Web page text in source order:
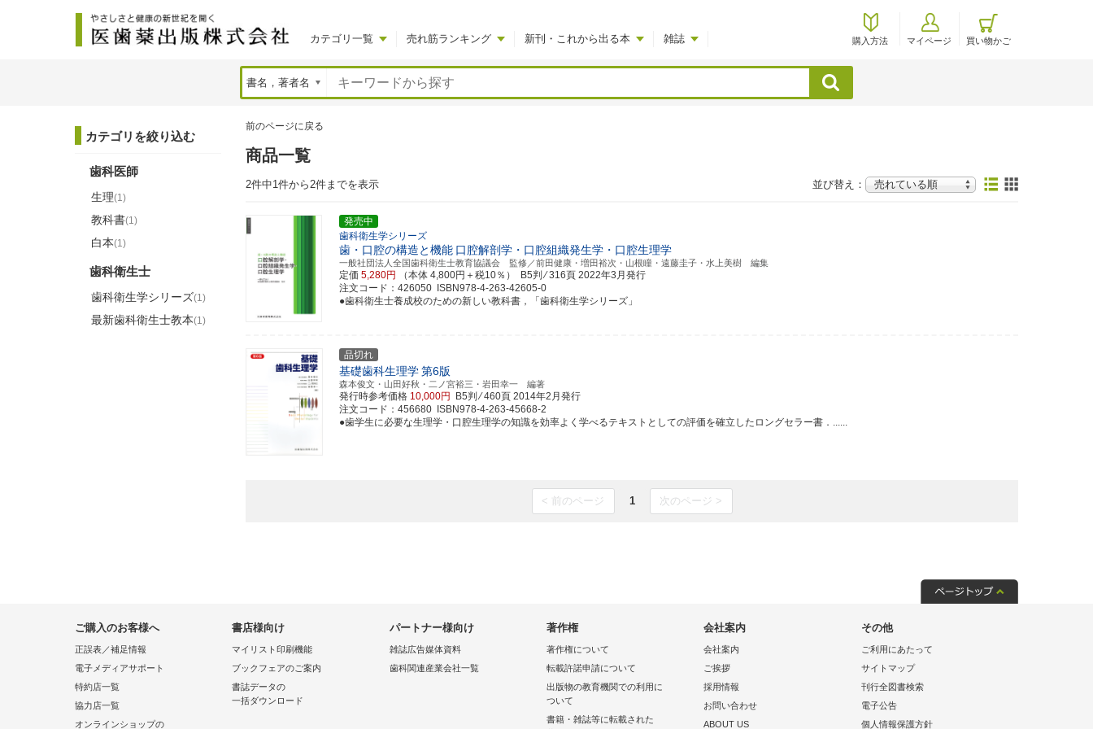
カテゴリ一覧 売れ筋ランキング 新刊・これから出る本 雑誌 購入方法 マイページ 買い物かご
検索
前のページに戻る
商品一覧
2件中1件から2件までを表示 並び替え：
発売中
歯科衛生学シリーズ
歯・口腔の構造と機能 口腔解剖学・口腔組織発生学・口腔生理学
一般社団法人全国歯科衛生士教育協議会 監修／前田健康・増田裕次・山根瞳・遠藤圭子・水上美樹 編集
定価 5,280円 （本体 4,800円＋税10％） B5判 ⁄ 316頁 2022年3月発行
注文コード：426050 ISBN978-4-263-42605-0
●歯科衛生士養成校のための新しい教科書，「歯科衛生学シリーズ」
品切れ
基礎歯科生理学第6版
森本俊文・山田好秋・二ノ宮裕三・岩田幸一 編著
発行時参考価格 10,000円 B5判 ⁄ 460頁 2014年2月発行
注文コード：456680 ISBN978-4-263-45668-2
●歯学生に必要な生理学・口腔生理学の知識を効率よく学べるテキストとしての評価を確立したロングセラー書．......
< 前のページ 1 次のページ >
カテゴリを絞り込む
歯科医師
生理(1)
教科書(1)
白本(1)
歯科衛生士
歯科衛生学シリーズ(1)
最新歯科衛生士教本(1)
ご購入のお客様へ
正誤表／補足情報
電子メディアサポート
特約店一覧
協力店一覧
オンラインショップの
書店様向け
マイリスト印刷機能
ブックフェアのご案内
書誌データの
一括ダウンロード
パートナー様向け
雑誌広告媒体資料
歯科関連産業会社一覧
著作権
著作権について
転載許諾申請について
出版物の教育機関での利用に
ついて
書籍・雑誌等に転載された
会社案内
会社案内
ご挨拶
採用情報
お問い合わせ
ABOUT US
その他
ご利用にあたって
サイトマップ
刊行全図書検索
電子公告
個人情報保護方針